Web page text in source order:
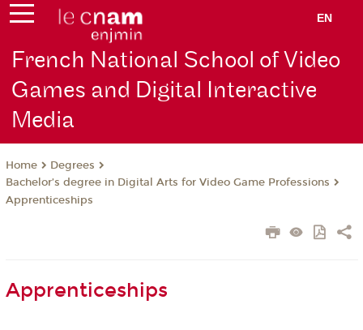
EN
French National School of Video
Games and Digital Interactive
Media
Home
Degrees
Bachelor’s degree in Digital Arts for Video Game Professions
Apprenticeships
Apprenticeships